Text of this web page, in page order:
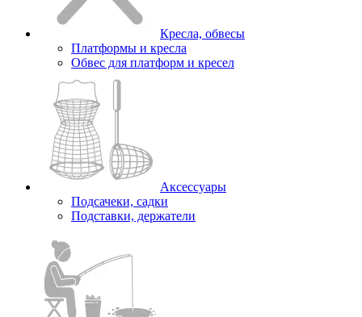
Кресла, обвесы
Платформы и кресла
Обвес для платформ и кресел
Аксессуары
Подсачеки, садки
Подставки, держатели